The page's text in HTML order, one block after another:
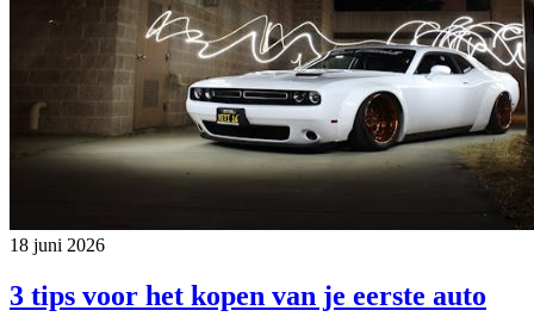
18 juni 2026
3 tips voor het kopen van je eerste auto